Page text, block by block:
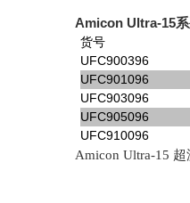
Amicon Ultra-15
货号
UFC900396
UFC901096
UFC903096
UFC905096
UFC910096
Amicon Ultra-15 超